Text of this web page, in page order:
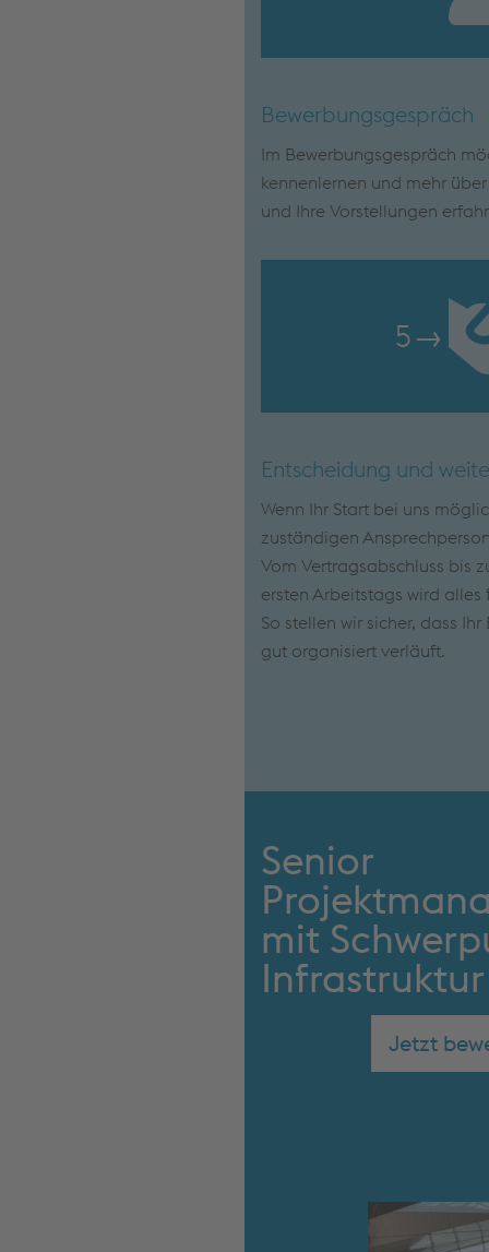
Bewerbungsgespräch
Im Bewerbungsgespräch
kennenlernen und mehr
und Ihre Vorstellungen
5→
Entscheidung und
Wenn Ihr Start bei uns
zuständigen
Vom Vertragsabschluss bis
ersten Arbeitstags wird
So stellen wir sicher, dass
gut organisiert verläuft.
Senior
mit
Jetzt